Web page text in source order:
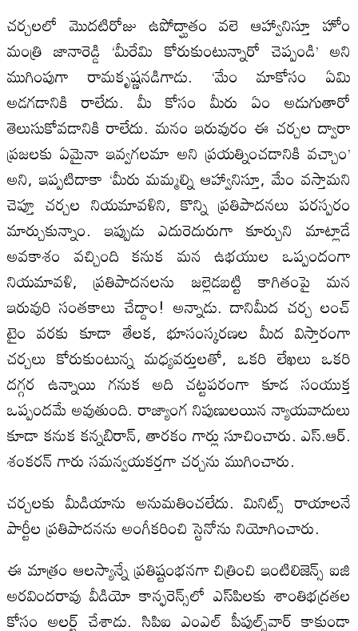
చర్చలలో మొదటిరోజు ఉపోద్ఘాతం వలె ఆహ్వానిస్తూ హోం
మంత్రి జానారెడ్డి ‘మీరేమి కోరుకుంటున్నారో చెప్పండి’ అని
ముగింపుగా రామకృష్ణనడిగాడు. ‘మేం మాకోసం ఏమి
అడగడానికి రాలేదు. మీ కోసం మీరు ఏం అడుగుతారో
తెలుసుకోవడానికి రాలేదు. మనం ఇరువురం ఈ చర్చల ద్వారా
ప్రజలకు ఏమైనా ఇవ్వగలమా అని ప్రయత్నించడానికి వచ్చాం’
అని, ఇప్పటిదాకా ‘మీరు మమ్మల్ని ఆహ్వానిస్తూ, మేం వస్తామని
చెప్తూ చర్చల నియమావళిని, కొన్ని ప్రతిపాదనలు పరస్పరం
మార్చుకున్నాం. ఇప్పుడు ఎదురెదురుగా కూర్చుని మాట్లాడే
అవకాశం వచ్చింది కనుక మన ఉభయుల ఒప్పందంగా
నియమావళి, ప్రతిపాదనలను జల్లెడబట్టి కాగితంపై మన
ఇరువురి సంతకాలు చేద్దాం! అన్నాడు. దానిమీద చర్చ లంచ్‌
టైం వరకు కూడా తేలక, భూసంస్కరణల మీద విస్తారంగా
చర్చలు కోరుకుంటున్న మధ్యవర్తులతో, ఒకరి లేఖలు ఒకరి
దగ్గర ఉన్నాయి గనుక అది చట్టపరంగా కూడ సంయుక్త
ఒప్పందమే అవుతుంది. రాజ్యాంగ నిపుణులయిన న్యాయవాదులు
కూడా కనుక కన్నబిరాన్‌, తారకం గార్లు సూచించారు. ఎస్‌.ఆర్‌.
శంకరన్‌ గారు సమన్వయకర్తగా చర్చను ముగించారు.
చర్చలకు మీడియాను అనుమతించలేదు. మినిట్స్‌ రాయాలనే
పార్టీల ప్రతిపాదనను అంగీకరించి స్టెనోను నియోగించారు.
ఈ మాత్రం ఆలస్యాన్నే ప్రతిష్టంభనగా చిత్రించి ఇంటిలిజెన్స్‌ ఐజి
అరవిందరావు వీడియో కాన్ఫరెన్స్‌లో ఎస్‌పిలకు శాంతిభద్రతల
కోసం అలర్ట్‌ చేశాడు. సిపిఐ ఎంఎల్‌ పీపుల్స్‌వార్‌ కాకుండా